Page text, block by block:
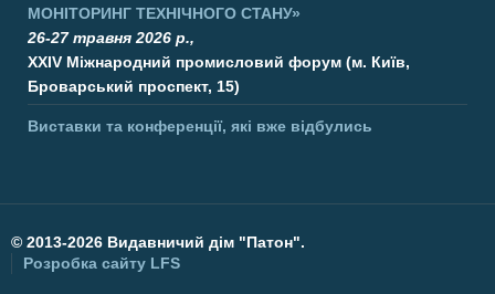
МОНІТОРИНГ ТЕХНІЧНОГО СТАНУ»
26-27 травня 2026 р.,
XXIV Міжнародний промисловий форум (м. Київ,
Броварський проспект, 15)
Виставки та конференції, які вже відбулись
© 2013-2026 Видавничий дім "Патон".
Розробка сайту LFS